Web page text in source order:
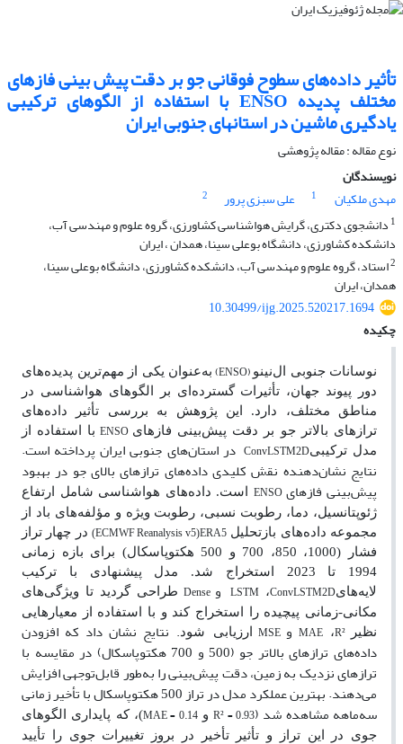
تأثیر داده‌های سطوح فوقانی جو بر دقت پیش بینی فازهای
مختلف پدیده ENSO با استفاده از الگو‌های ترکیبی
یادگیری ماشین در استانهای جنوبی ایران
نوع مقاله : مقاله پژوهشی‌
نویسندگان
مهدی ملکیان
1 علی سبزی پرور
2
1 دانشجوی دکتری، گرایش هواشناسی کشاورزی، گروه علوم و مهندسی آب،
دانشکده کشاورزی، دانشگاه بوعلی سینا، همدان ، ایران
2استاد، گروه علوم و مهندسی آب، دانشکده کشاورزی، دانشگاه بوعلی سینا،
همدان، ایران
10.30499/ijg.2025.520217.1694
چکیده
نوسانات جنوبی ال‌نینو (ENSO) به‌عنوان یکی از مهم‌ترین پدیده‌های
دور پیوند جهان، تأثیرات گسترده‌ای بر الگوهای هواشناسی در
مناطق مختلف، دارد. این پژوهش به بررسی تأثیر داده‌های
تراز‌های بالاتر جو بر دقت پیش‌بینی فازهای ENSO با استفاده از
مدل ترکیبیConvLSTM2D در استان‌های جنوبی ایران پرداخته است.
نتایج نشان‌دهنده نقش کلیدی داده‌های ترازهای بالای جو در بهبود
پیش‌بینی فازهایENSO است. داده‌های هواشناسی شامل ارتفاع
ژئوپتانسیل، دما، رطوبت نسبی، رطوبت ویژه و مؤلفه‌های باد از
مجموعه داده‌‌های بازتحلیل ERA5
(
ECMWF Reanalysis v5
) در چهار تراز
فشار (1000، 850، 700 و 500 هکتوپاسکال) برای بازه زمانی
1994 تا 2023 استخراج شد. مدل پیشنهادی با ترکیب
لایه‌هایConvLSTM2D،LSTM و Dense طراحی گردید تا ویژگی‌های
مکانی-زمانی پیچیده را استخراج کند و با استفاده از معیارهایی
نظیر
R²،MAE و MSE ارزیابی شود. نتایج نشان داد که افزودن
داده‌های تراز‌های بالاتر جو (500 و 700 هکتوپاسکال) در مقایسه با
تراز‌های نزدیک به زمین، دقت پیش‌بینی را به‌طور قابل‌توجهی افزایش
می‌دهند. بهترین عملکرد مدل در تراز 500 هکتوپاسکال با تأخیر زمانی
سه‌ماهه مشاهده شد (R² = 0.93 وMAE = 0.14)، که پایداری الگوهای
جوی در این تراز و تأثیر تأخیر در بروز تغییرات جوی را تأیید